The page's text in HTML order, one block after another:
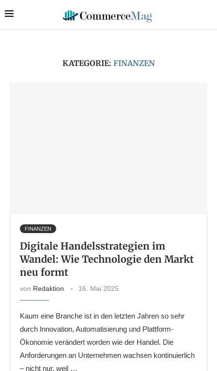
KATEGORIE: FINANZEN
FINANZEN
Digitale Handelsstrategien im
Wandel: Wie Technologie den Markt
neu formt
von Redaktion 16. Mai 2025
Kaum eine Branche ist in den letzten Jahren so sehr
durch Innovation, Automatisierung und Plattform-
Ökonomie verändert worden wie der Handel. Die
Anforderungen an Unternehmen wachsen kontinuierlich
– nicht nur, weil …